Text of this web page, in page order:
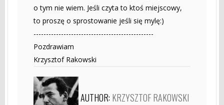
o tym nie wiem. Jeśli czyta to ktoś miejscowy,
to proszę o sprostowanie jeśli się mylę:)
------------------------------------------------
Pozdrawiam
Krzysztof Rakowski
AUTHOR: KRZYSZTOF RAKOWSKI